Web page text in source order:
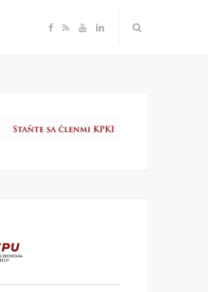
F
e
R Y
T
L
k